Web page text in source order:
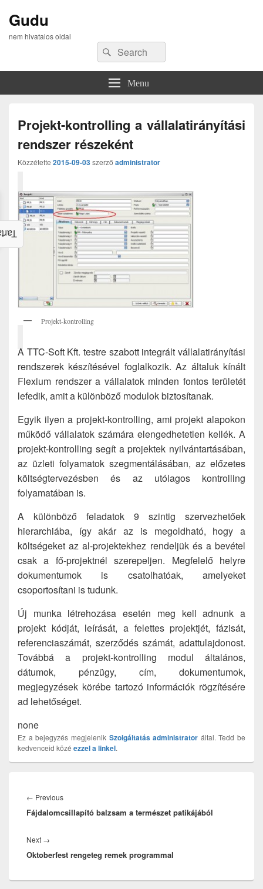
Gudu
nem hivatalos oldal
Search
for:
Search
Menu
Projekt-kontrolling a vállalatirányítási
rendszer részeként
Közzétette 2015-09-03szerző administrator
Projekt-kontrolling
A TTC-Soft Kft. testre szabott integrált vállalatirányítási
rendszerek készítésével foglalkozik. Az általuk kínált
Flexium rendszer a vállalatok minden fontos területét
lefedik, amit a különböző modulok biztosítanak.
Egyik ilyen a projekt-kontrolling, ami projekt alapokon
működő vállalatok számára elengedhetetlen kellék. A
projekt-kontrolling segít a projektek nyilvántartásában,
az üzleti folyamatok szegmentálásában, az előzetes
költségtervezésben és az utólagos kontrolling
folyamatában is.
A különböző feladatok 9 szintig szervezhetőek
hierarchiába, így akár az is megoldható, hogy a
költségeket az al-projektekhez rendeljük és a bevétel
csak a fő-projektnél szerepeljen. Megfelelő helyre
dokumentumok is csatolhatóak, amelyeket
csoportosítani is tudunk.
Új munka létrehozása esetén meg kell adnunk a
projekt kódját, leírását, a felettes projektjét, fázisát,
referenciaszámát, szerződés számát, adattulajdonost.
Továbbá a projekt-kontrolling modul általános,
dátumok, pénzügy, cím, dokumentumok,
megjegyzések körébe tartozó információk rögzítésére
ad lehetőséget.
none
Ez a bejegyzés megjelenik Szolgáltatás administrator által. Tedd be
kedvenceid közé ezzel a linkel.
navigáció
← PreviousPrevious
post:
Fájdalomcsillapító balzsam a természet patikájából
Next →
post:
Oktoberfest rengeteg remek programmal